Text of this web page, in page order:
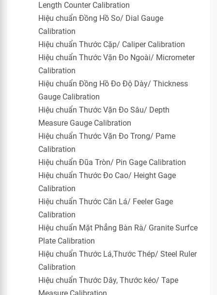
Length Counter Calibration
Hiệu chuẩn Đồng Hồ So/ Dial Gauge
Calibration
Hiệu chuẩn Thước Cặp/ Caliper Calibration
Hiệu chuẩn Thước Vặn Đo Ngoài/ Micrometer
Calibration
Hiệu chuẩn Đồng Hồ Đo Độ Dày/ Thickness
Gauge Calibration
Hiệu chuẩn Thước Vặn Đo Sâu/ Depth
Measure Gauge Calibration
Hiệu chuẩn Thước Vặn Đo Trong/ Pame
Calibration
Hiệu chuẩn Đũa Tròn/ Pin Gage Calibration
Hiệu chuẩn Thước Đo Cao/ Height Gage
Calibration
Hiệu chuẩn Thước Căn Lá/ Feeler Gage
Calibration
Hiệu chuẩn Mặt Phẳng Bàn Rà/ Granite Surfce
Plate Calibration
Hiệu chuẩn Thước Lá,Thước Thép/ Steel Ruler
Calibration
Hiệu chuẩn Thước Dây, Thước kéo/ Tape